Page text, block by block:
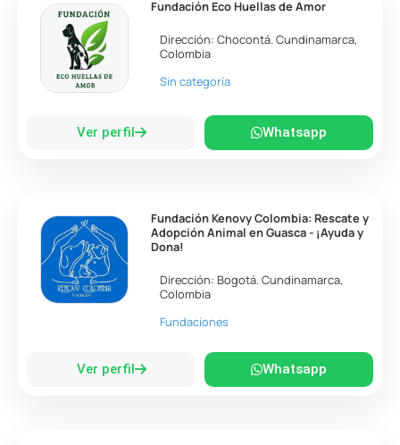
Fundación Eco Huellas de Amor
Dirección:Chocontá.Cundinamarca,
Colombia
Sin categoría
Ver perfil Whatsapp
Fundación Kenovy Colombia: Rescate y
Adopción Animal en Guasca - ¡Ayuda y
Dona!
Dirección: Bogotá.Cundinamarca,
Colombia
Fundaciones
Ver perfil Whatsapp